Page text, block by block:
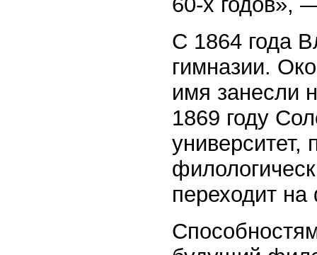
С 1864 года
гимназии.
имя занесли
1869 году
переходит